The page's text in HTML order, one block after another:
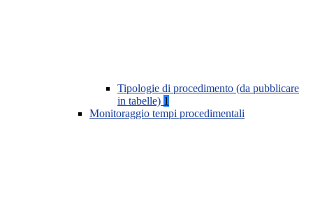
Tipologie di procedimento (da pubblicare
in tabelle) 1
Monitoraggio tempi procedimentali